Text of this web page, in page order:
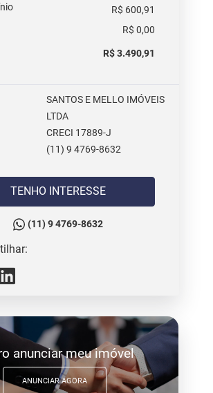
R$ 600,91
R$ 0,00
R$ 3.490,91
SANTOS E MELLO IMÓVEIS
LTDA
CRECI 17889-J
(11) 9 4769-8632
TENHO INTERESSE
(11) 9 4769-8632
anunciar meu imóvel
ANUNCIAR AGORA